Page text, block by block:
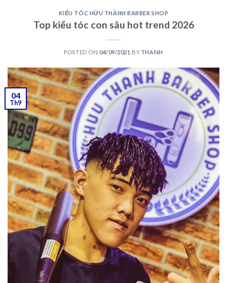
KIỂU TÓC HỬU THÀNH BARBER SHOP
Top kiểu tóc con sâu hot trend 2026
POSTED ON 04/09/2021 BY THANH
04
Th9